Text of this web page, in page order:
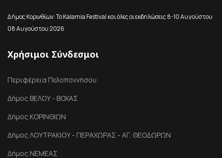
Δήμος Κορινθίων: Το Kalamia Festival και όλες οι εκδηλώσεις 8-10 Αυγούστου
08 Αυγούστου 2026
Χρήσιμοι Σύνδεσμοι
Περιφέρεια Πελοποννήσου
Δήμος ΒΕΛΟΥ - ΒΟΧΑΣ
Δήμος ΚΟΡΙΝΘΙΩΝ
Δήμος ΛΟΥΤΡΑΚΙΟΥ - ΠΕΡΑΧΩΡΑΣ - ΑΓ. ΘΕΟΔΩΡΩΝ
Δήμος ΝΕΜΕΑΣ